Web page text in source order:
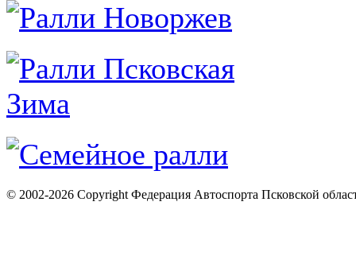
© 2002-2026 Copyright Федерация Автоспорта Псковской